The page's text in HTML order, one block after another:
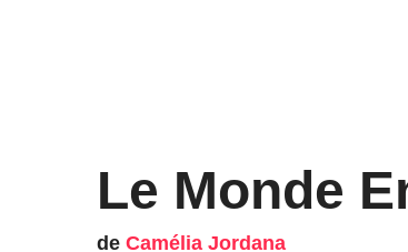
Le Monde
de Camélia Jordana